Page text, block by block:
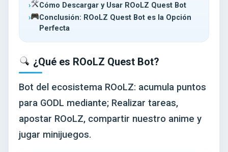
Cómo Descargar y Usar ROoLZ Quest Bot
Conclusión: ROoLZ Quest Bot es la Opción
Perfecta
¿Qué es ROoLZ Quest Bot?
Bot del ecosistema ROoLZ: acumula puntos
para GODL mediante; Realizar tareas,
apostar ROoLZ, compartir nuestro anime y
jugar minijuegos.